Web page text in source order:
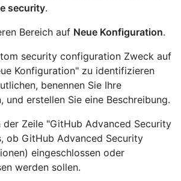
security.
Bereich auf Neue Konfiguration.
security configuration Zweck auf
Konfiguration" zu identifizieren
benennen Sie Ihre
und erstellen Sie eine Beschreibung.
der Zeile "GitHub Advanced Security
ob GitHub Advanced Security
eingeschlossen oder
werden sollen.